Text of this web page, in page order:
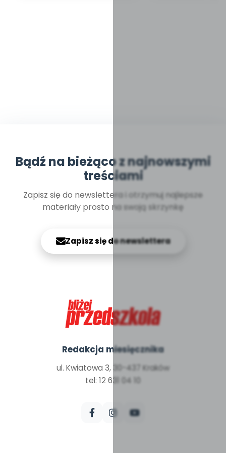
Bądź na bieżąco z najnowszymi
treściami
Zapisz się do newslettera i otrzymuj najlepsze
materiały prosto na swoją skrzynkę
Zapisz się do newslettera
Redakcja miesięcznika
ul. Kwiatowa 3, 30-437 Kraków
tel: 12 631 04 10